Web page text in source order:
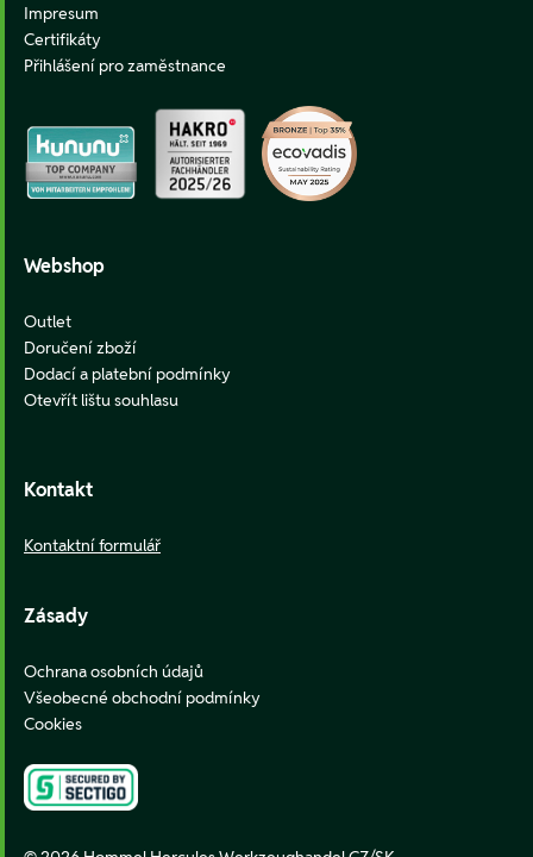
Impresum
Certifikáty
Přihlášení pro zaměstnance
Webshop
Outlet
Doručení zboží
Dodací a platební podmínky
Otevřít lištu souhlasu
Kontakt
Kontaktní formulář
Zásady
Ochrana osobních údajů
Všeobecné obchodní podmínky
Cookies